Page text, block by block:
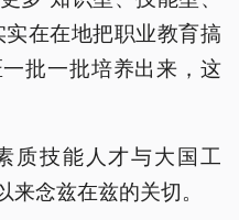
在在地把职业教育搞
批一批培养出来，这
质技能人才与大国工
念兹在兹的关切。